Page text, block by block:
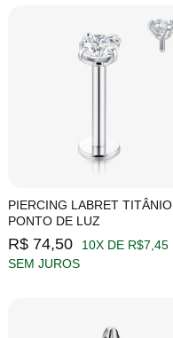
PIERCING LABRET TITÂNIO
PONTO DE LUZ
R$ 74,50
10X DE R$7,45
SEM JUROS